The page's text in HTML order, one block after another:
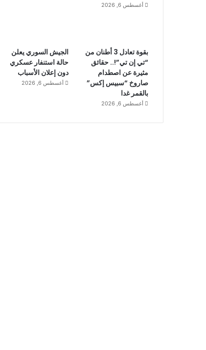
أغسطس 6, 2026
بقوة تعادل 3 أطنان من
“تي إن تي”!.. حقائق
مثيرة عن اصطدام
صاروخ “سبيس إكس”
بالقمر غدا
أغسطس 6, 2026
الجيش السوري يعلن
حالة استنفار عسكري
دون إعلان الأسباب
أغسطس 6, 2026